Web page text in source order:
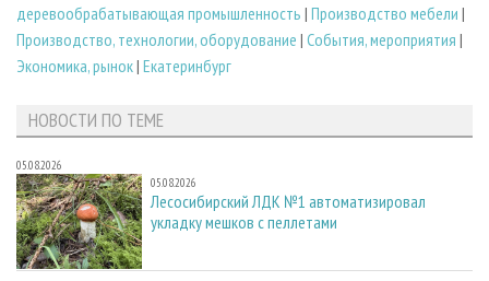
деревообрабатывающая промышленность | Производство мебели |
Производство, технологии, оборудование | События, мероприятия |
Экономика, рынок| Екатеринбург
НОВОСТИ ПО ТЕМЕ
05.08.2026
05.08.2026
Лесосибирский ЛДК №1 автоматизировал
укладку мешков с пеллетами